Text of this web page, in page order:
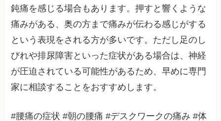
鈍痛を感じる場合もあります。押すと響くような
痛みがある、奥の方まで痛みが伝わる感じがする
という表現をされる方が多いです。ただし足のし
びれや排尿障害といった症状がある場合は、神経
が圧迫されている可能性があるため、早めに専門
家に相談することをおすすめします。
#腰痛の症状 #朝の腰痛 #デスクワークの痛み #体